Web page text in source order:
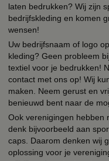
laten bedrukken? Wij zijn
bedrijfskleding en komen
wensen!
Uw bedrijfsnaam of logo
kleding? Geen probleem
textiel voor je bedrukken!
contact met ons op! Wij
maken. Neem gerust en
benieuwd bent naar de
Ook verenigingen hebben
denk bijvoorbeeld aan
caps. Daarom denken wij
oplossing voor je